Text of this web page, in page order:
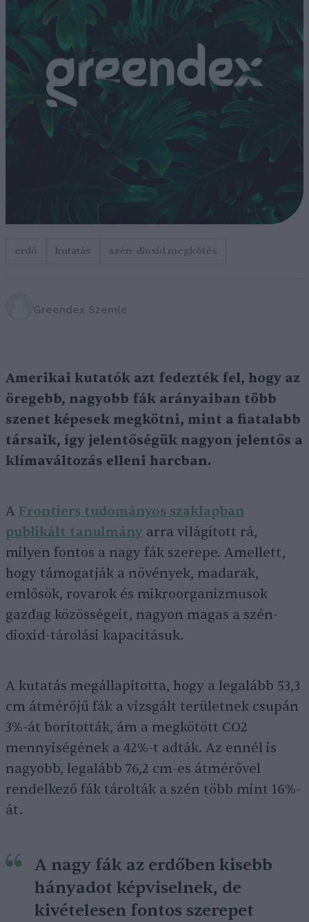
erdő kutatás szén-dioxid megkötés
Greendex Szemle
Amerikai kutatók azt fedezték fel, hogy az
öregebb, nagyobb fák arányaiban több
szenet képesek megkötni, mint a fiatalabb
társaik, így jelentőségük nagyon jelentős a
klímaváltozás elleni harcban.
A Frontiers tudományos szaklapban
publikált tanulmány arra világított rá,
milyen fontos a nagy fák szerepe. Amellett,
hogy támogatják a növények, madarak,
emlősök, rovarok és mikroorganizmusok
gazdag közösségeit, nagyon magas a szén-
dioxid-tárolási kapacitásuk.
A kutatás megállapította, hogy a legalább 53,3
cm átmérőjű fák a vizsgált területnek csupán
3%-át borították, ám a megkötött CO2
mennyiségének a 42%-t adták. Az ennél is
nagyobb, legalább 76,2 cm-es átmérővel
rendelkező fák tárolták a szén több mint 16%-
át.
A nagy fák az erdőben kisebb
hányadot képviselnek, de
kivételesen fontos szerepet